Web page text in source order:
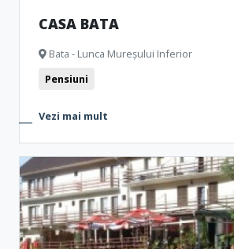
CASA BATA
Bata - Lunca Mureșului Inferior
Pensiuni
Vezi mai mult